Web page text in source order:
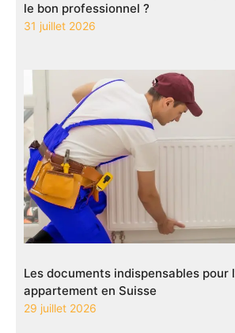
le bon professionnel ?
31 juillet 2026
Les documents indispensables pour
appartement en Suisse
29 juillet 2026